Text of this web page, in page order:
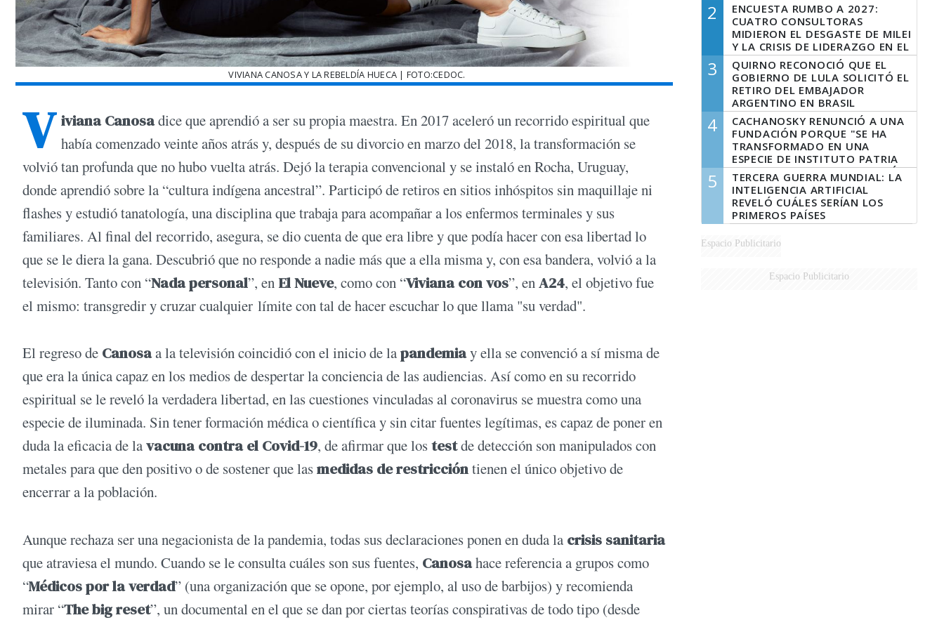
VIVIANA CANOSA Y LA REBELDÍA HUECA | FOTO:CEDOC.
V iviana Canosadice que aprendió a ser su propia maestra. En 2017 aceleró un recorrido espiritual que
había comenzado veinte años atrás y, después de su divorcio en marzo del 2018, la transformación se
volvió tan profunda que no hubo vuelta atrás. Dejó la terapia convencional y se instaló en Rocha, Uruguay,
donde aprendió sobre la “cultura indígena ancestral”. Participó de retiros en sitios inhóspitos sin maquillaje ni
flashes y estudió tanatología, una disciplina que trabaja para acompañar a los enfermos terminales y sus
familiares. Al final del recorrido, asegura, se dio cuenta de que era libre y que podía hacer con esa libertad lo
que se le diera la gana. Descubrió que no responde a nadie más que a ella misma y, con esa bandera, volvió a la
televisión. Tanto con “Nada personal”, en El Nueve, como con “Viviana con vos”, enA24, el objetivo fue
el mismo: transgredir y cruzar cualquier límite con tal de hacer escuchar lo que llama "su verdad".
El regreso de Canosaa la televisión coincidió con el inicio de lapandemiay ella se convenció a sí misma de
que era la única capaz en los medios de despertar la conciencia de las audiencias. Así como en su recorrido
espiritual se le reveló la verdadera libertad, en las cuestiones vinculadas al coronavirus se muestra como una
especie de iluminada. Sin tener formación médica o científica y sin citar fuentes legítimas, es capaz de poner en
duda la eficacia de lavacuna contra el Covid-19, de afirmar que lostestde detección son manipulados con
metales para que den positivo o de sostener que lasmedidas de restriccióntienen el único objetivo de
encerrar a la población.
Aunque rechaza ser una negacionista de la pandemia, todas sus declaraciones ponen en duda la crisis sanitaria
que atraviesa el mundo. Cuando se le consulta cuáles son sus fuentes, Canosahace referencia a grupos como
“Médicos por la verdad” (una organización que se opone, por ejemplo, al uso de barbijos) y recomienda
mirar “The big reset”, un documental en el que se dan por ciertas teorías conspirativas de todo tipo (desde
2
ENCUESTA RUMBO A 2027:
CUATRO CONSULTORAS
MIDIERON EL DESGASTE DE MILEI
Y LA CRISIS DE LIDERAZGO EN EL
PERONISMO
3
QUIRNO RECONOCIÓ QUE EL
GOBIERNO DE LULA SOLICITÓ EL
RETIRO DEL EMBAJADOR
ARGENTINO EN BRASIL
4
CACHANOSKY RENUNCIÓ A UNA
FUNDACIÓN PORQUE "SE HA
TRANSFORMADO EN UNA
ESPECIE DE INSTITUTO PATRIA
INCONDICIONAL DE LA GESTIÓN
DE MILEI"
5
TERCERA GUERRA MUNDIAL: LA
INTELIGENCIA ARTIFICIAL
REVELÓ CUÁLES SERÍAN LOS
PRIMEROS PAÍSES
LATINOAMERICANOS EN SER
DERROTADOS
Espacio Publicitario
Espacio Publicitario